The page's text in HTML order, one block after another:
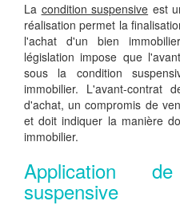
La condition suspensive est
réalisation permet la
l'achat d'un bien
législation impose que
sous la condition
immobilier. L'avant-contrat
d'achat, un compromis de
et doit indiquer la manière
immobilier.
Application
suspensive